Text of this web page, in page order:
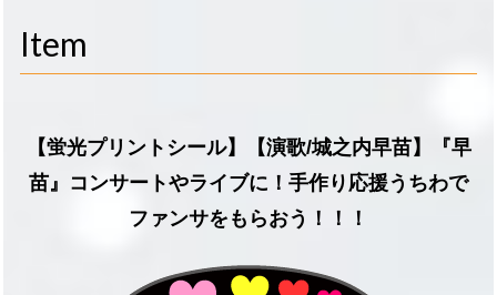
Item
【蛍光プリントシール】【演歌/城之内早苗】『早
苗』コンサートやライブに！手作り応援うちわで
ファンサをもらおう！！！